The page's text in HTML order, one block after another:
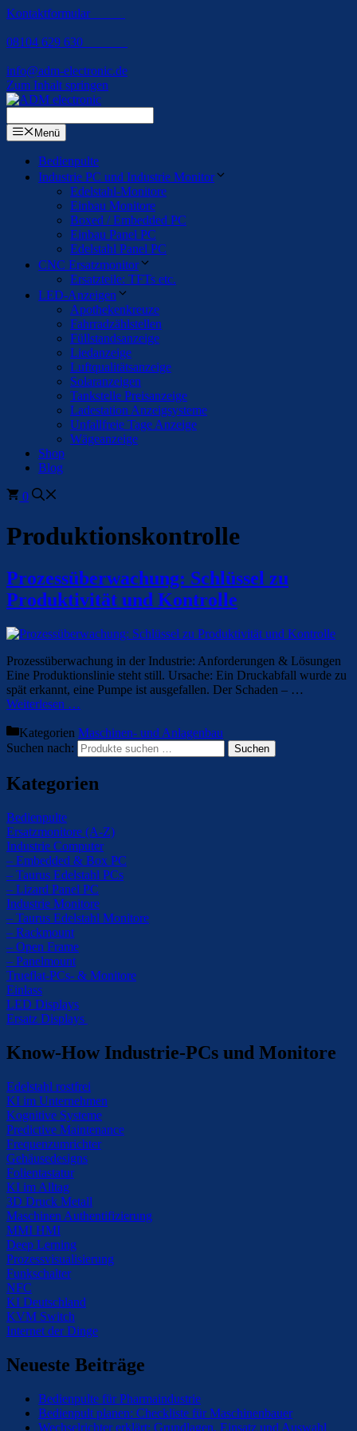
Kontaktformular
08104 629 630
info@adm-electronic.de
Zum Inhalt springen
Menü
Bedienpulte
Industrie PC und Industrie Monitor
Edelstahl-Monitore
Einbau Monitore
Boxed / Embedded PC
Einbau Panel PC
Edelstahl Panel PC
CNC Ersatzmonitor
Ersatzteile: TFTs etc.
LED-Anzeigen
Apothekenkreuze
Fahrradzählstellen
Füllstandsanzeige
Liedanzeige
Luftqualitätsanzeige
Solaranzeigen
Tankstelle Preisanzeige
Ladestation Anzeigsysteme
Unfallfreie Tage Anzeige
Wägeanzeige
Shop
Blog
0
Produktionskontrolle
Prozessüberwachung: Schlüssel zu
Produktivität und Kontrolle
Prozessüberwachung in der Industrie: Anforderungen & Lösungen
Eine Produktionslinie steht still. Ursache: Ein Druckabfall wurde zu
spät erkannt, eine Pumpe ist ausgefallen. Der Schaden – …
Weiterlesen …
Kategorien Maschinen- und Anlagenbau
Suchen nach:
Suchen
Kategorien
Bedienpulte
Ersatzmonitore (A-Z)
Industrie Computer
– Embedded & Box PC
– Taurus Edelstahl PCs
– Lizard Panel PC
Industrie Monitore
– Taurus Edelstahl Monitore
– Rackmount
– Open Frame
– Panelmount
Trueflat-PCs- & Monitore
Einlass
LED Displays
Ersatz Displays
Know-How Industrie-PCs und Monitore
Edelstahl rostfrei
KI im Unternehmen
Kognitive Systeme
Predictive Maintenance
Frequenzumrichter
Gehäusedesigns
Folientastatur
KI im Alltag
3D Druck Metall
Maschinen Authentifizierung
MMI HMI
Deep Lerning
Prozessvisualisierung
Funkschalter
NFC
KI Deutschland
KVM Switch
Internet der Dinge
Neueste Beiträge
Bedienpulte für Pharmaindustrie
Bedienpult planen: Checkliste für Maschinenbauer
Wechselrichter erklärt: Grundlagen, Einsatz und Auswahl